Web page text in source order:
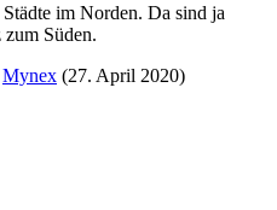
im Norden. Da sind ja
Süden.
Mynex (27. April 2020)